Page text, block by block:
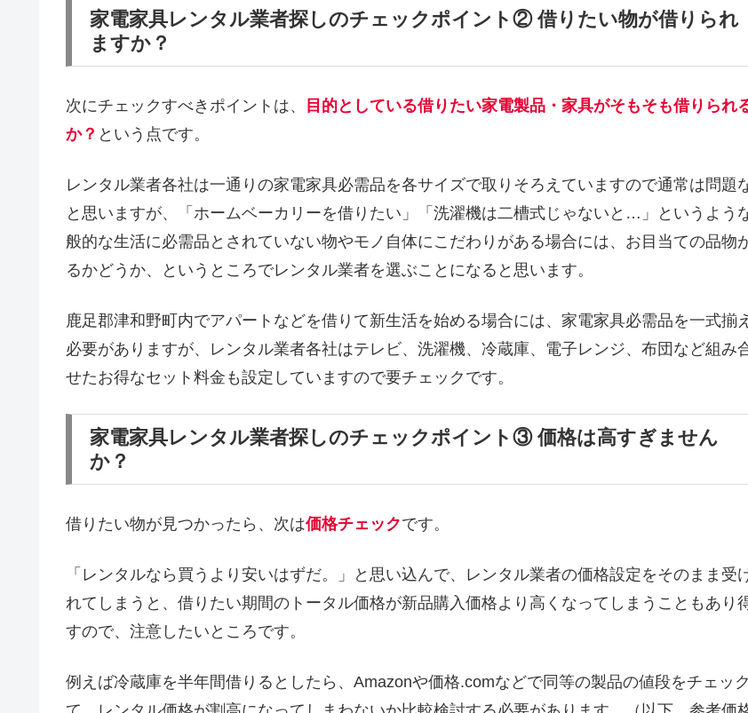
家電家具レンタル業者探しのチェックポイント② 借りたい物が借りられ
ますか？
次にチェックすべきポイントは、
目的としている借りたい家電製品・家具がそもそも借りられ
か？ という点です。
レンタル業者各社は一通りの家電家具必需品を各サイズで取りそろえていますので通常は問題
と思いますが、「ホームベーカリーを借りたい」「洗濯機は二槽式じゃないと…」というよう
般的な生活に必需品とされていない物やモノ自体にこだわりがある場合には、お目当ての品物
るかどうか、というところでレンタル業者を選ぶことになると思います。
鹿足郡津和野町内でアパートなどを借りて新生活を始める場合には、家電家具必需品を一式揃
必要がありますが、レンタル業者各社はテレビ、洗濯機、冷蔵庫、電子レンジ、布団など組み
せたお得なセット料金も設定していますので要チェックです。
家電家具レンタル業者探しのチェックポイント③ 価格は高すぎません
か？
借りたい物が見つかったら、次は価格チェックです。
「レンタルなら買うより安いはずだ。」と思い込んで、レンタル業者の価格設定をそのまま受
れてしまうと、借りたい期間のトータル価格が新品購入価格より高くなってしまうこともあり
すので、注意したいところです。
例えば冷蔵庫を半年間借りるとしたら、Amazonや価格.comなどで同等の製品の値段をチェッ